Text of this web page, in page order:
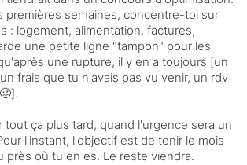
premières semaines, concentre-toi sur
: logement, alimentation, factures,
une petite ligne "tampon" pour les
une rupture, il y en a toujours [un
frais que tu n'avais pas vu venir, un rdv
tout ça plus tard, quand l'urgence sera un
l'instant, l'objectif est de tenir le mois
près où tu en es. Le reste viendra.